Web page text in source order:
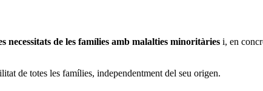
necessitats de les famílies amb malalties minoritàries i, en
de totes les famílies, independentment del seu origen.